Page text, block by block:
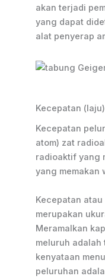
akan terjadi
yang dapat
alat penyerap
Kecepatan
Kecepatan
atom) zat
radioaktif yang
yang memakan
Kecepatan
merupakan
Meramalkan
meluruh adalah
kenyataan
peluruhan